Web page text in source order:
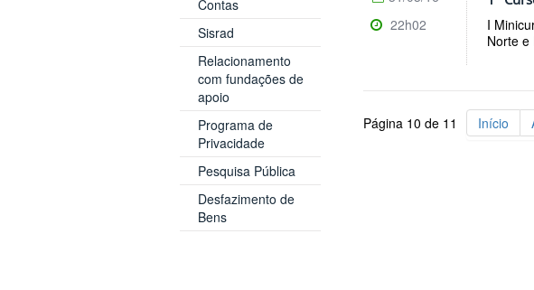
Contas
Sisrad
Relacionamento
com fundações de
apoio
Programa de
Privacidade
Pesquisa Pública
Desfazimento de
Bens
I
Norte
22h02
Página 10 de 11 Início